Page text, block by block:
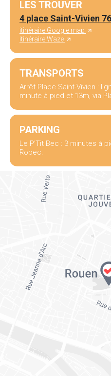
LES TROUVER
4 place Saint-Vivien
itinéraire Google map
itinéraire Waze
TRANSPORTS
Arrêt Place Saint-Vivien :
minute à pied et 13m, via
PARKING
Le P'Tit Bec : 3 minutes à
Robec.